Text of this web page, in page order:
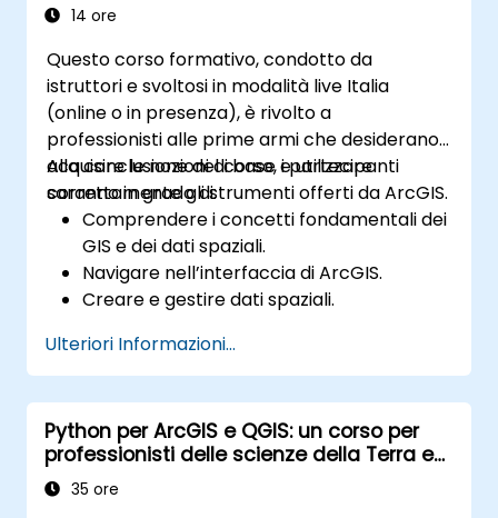
Dominare i metodi per il backup, il
prestazioni.
14 ore
Questo corso formativo, condotto da
istruttori e svoltosi in modalità live Italia
(online o in presenza), è rivolto a
professionisti alle prime armi che desiderano
acquisire le nozioni di base e utilizzare
correttamente gli strumenti offerti da ArcGIS.
Alla conclusione del corso, i partecipanti
saranno in grado di:
Comprendere i concetti fondamentali dei
GIS e dei dati spaziali.
Navigare nell’interfaccia di ArcGIS.
Creare e gestire dati spaziali.
Realizzare mappe e visualizzazioni.
Ulteriori Informazioni...
Python per ArcGIS e QGIS: un corso per
professionisti delle scienze della Terra e
dell'ingegneria
35 ore